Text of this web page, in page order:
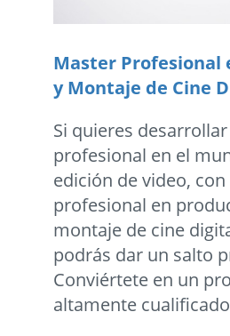
Master Profesional
y Montaje de Cine
Si quieres
profesional en el
edición de video,
profesional en
montaje de cine
podrás dar un salto
Conviértete en un
altamente